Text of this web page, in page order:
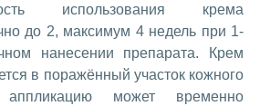
использования крема
до 2, максимум 4 недель при 1-
нанесении препарата. Крем
в поражённый участок кожного
может временно